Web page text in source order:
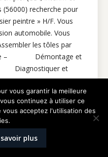
recherche pour
peintre » H/F. Vous
automobile. Vous
les tôles par
– Démontage et
Diagnostiquer et
Graphik'up
vous garantir la meilleure
continuez à utiliser ce
acceptez l'utilisation des
savoir plus